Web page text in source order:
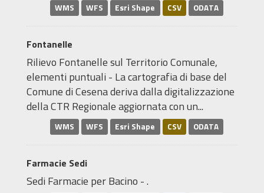
WMS WFS Esri Shape CSV ODATA
Fontanelle
Rilievo Fontanelle sul Territorio Comunale,
elementi puntuali - La cartografia di base del
Comune di Cesena deriva dalla digitalizzazione
della CTR Regionale aggiornata con un...
WMS WFS Esri Shape CSV ODATA
Farmacie Sedi
Sedi Farmacie per Bacino - .